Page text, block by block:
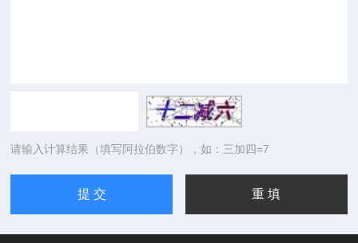
请输入计算结果（填写阿拉伯数字），如：三加四=7